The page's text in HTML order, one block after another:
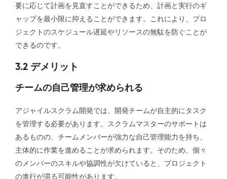
要に応じて計画を見直すことができるため、計画と実行のギ
ャップを最小限に抑えることができます。これにより、プロ
ジェクトのスケジュール遅延やリソースの無駄を防ぐことが
できるのです。
3.2 デメリット
チームの自己管理が求められる
アジャイルスクラム開発では、開発チームが自主的にタスク
を管理する必要があります。スクラムマスターのサポートは
あるものの、チームメンバーが強力な自己管理能力を持ち、
主体的に作業を進めることが求められます。そのため、個々
のメンバーのスキルや協調性が欠けていると、プロジェクト
の進行が滞る可能性があります。